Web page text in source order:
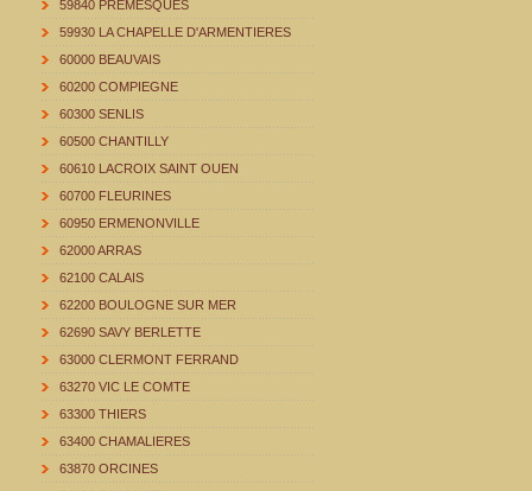
59840 PREMESQUES
59930 LA CHAPELLE D'ARMENTIERES
60000 BEAUVAIS
60200 COMPIEGNE
60300 SENLIS
60500 CHANTILLY
60610 LACROIX SAINT OUEN
60700 FLEURINES
60950 ERMENONVILLE
62000 ARRAS
62100 CALAIS
62200 BOULOGNE SUR MER
62690 SAVY BERLETTE
63000 CLERMONT FERRAND
63270 VIC LE COMTE
63300 THIERS
63400 CHAMALIERES
63870 ORCINES